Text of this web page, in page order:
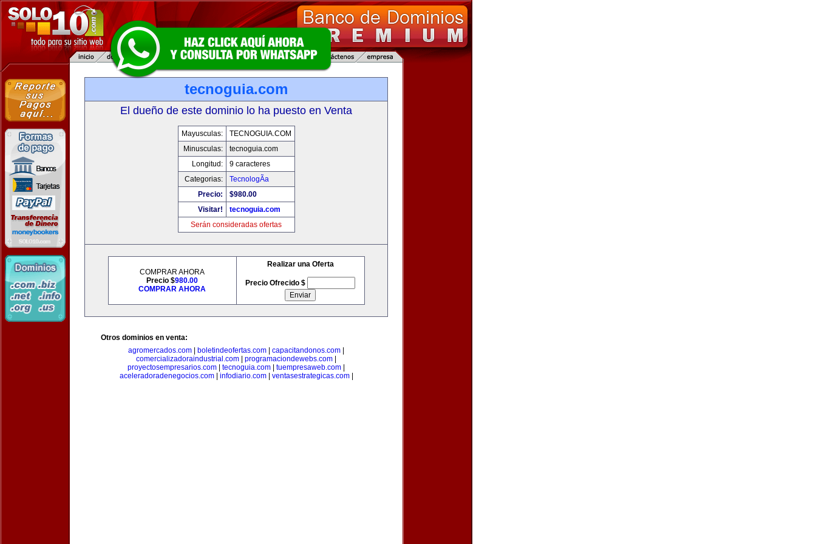
tecnoguia.com
El dueño de este dominio lo ha puesto en Venta
Mayusculas:
TECNOGUIA.COM
Minusculas:
tecnoguia.com
Longitud:
9 caracteres
Categorias:
TecnologÃ­a
Precio:
$980.00
Visitar!
tecnoguia.com
Serán consideradas ofertas
COMPRAR AHORA
Precio $980.00
COMPRAR AHORA
Realizar una Oferta
Precio Ofrecido $
Otros dominios en venta:
agromercados.com
boletindeofertas.com capacitandonos.com
comercializadoraindustrial.com
programaciondewebs.com
proyectosempresarios.com
tecnoguia.com tuempresaweb.com
aceleradoradenegocios.com| infodiario.com| ventasestrategicas.com|